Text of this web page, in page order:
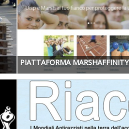
PIATTAFORMA MARSHAFFINITY